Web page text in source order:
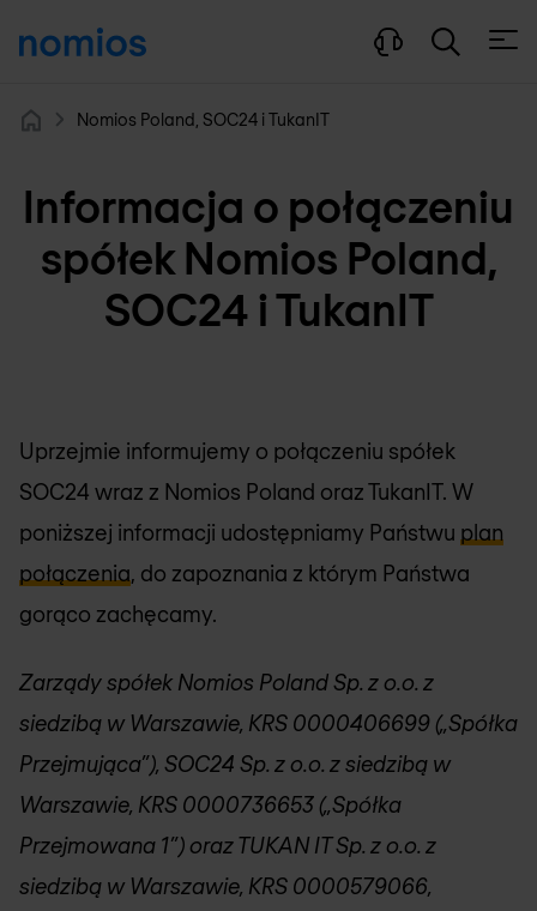
Nomios Poland, SOC24 i TukanIT
Informacja o połączeniu
spółek Nomios Poland,
SOC24 i TukanIT
Uprzejmie informujemy o połączeniu spółek
SOC24 wraz z Nomios Poland oraz TukanIT. W
poniższej informacji udostępniamy Państwu plan
połączenia, do zapoznania z którym Państwa
gorąco zachęcamy.
Zarządy spółek Nomios Poland Sp. z o.o. z
siedzibą w Warszawie, KRS 0000406699 („Spółka
Przejmująca”), SOC24 Sp. z o.o. z siedzibą w
Warszawie, KRS 0000736653 („Spółka
Przejmowana 1”) oraz TUKAN IT Sp. z o.o. z
siedzibą w Warszawie, KRS 0000579066,